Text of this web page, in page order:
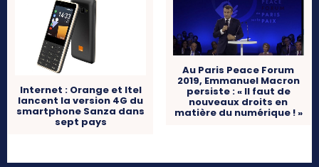
Internet : Orange et Itel
lancent la version 4G du
smartphone Sanza dans
sept pays
Au Paris Peace Forum
2019, Emmanuel Macron
persiste : « Il faut de
nouveaux droits en
matière du numérique ! »